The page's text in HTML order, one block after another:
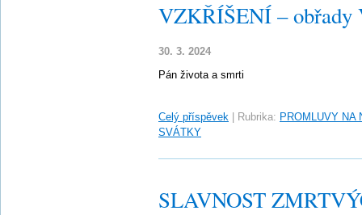
VZKŘÍŠENÍ – obřady
30. 3. 2024
Pán života a smrti
Celý příspěvek Rubrika: PROMLUVY NA
SVÁTKY
SLAVNOST